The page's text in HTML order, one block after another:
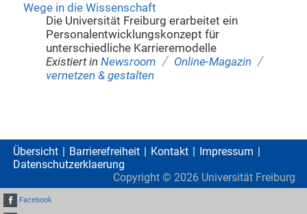
Wege in die Wissenschaft
Die Universität Freiburg erarbeitet ein
Personalentwicklungskonzept für
unterschiedliche Karrieremodelle
Existiert in Newsroom / Online-Magazin /
vernetzen & gestalten
Übersicht Barrierefreiheit Kontakt
Impressum
Datenschutzerklaerung
Copyright © 2026 Universität Freiburg
Facebook